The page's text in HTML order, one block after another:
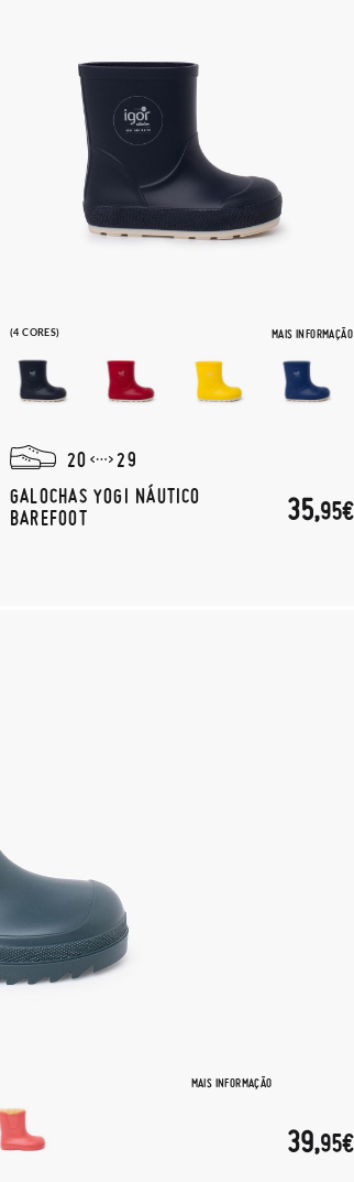
(4 CORES) MAIS INFORMAÇÃO
20
29
GALOCHAS YOGI NÁUTICO
BAREFOOT
35,95€
MAIS INFORMAÇÃO
39,95€